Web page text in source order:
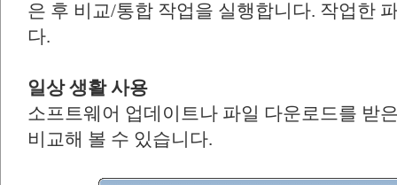
은 후 비교/통합 작업을 실행합니다. 작업한
다.
일상 생활 사용
소프트웨어 업데이트나 파일 다운로드를 받
비교해 볼 수 있습니다.